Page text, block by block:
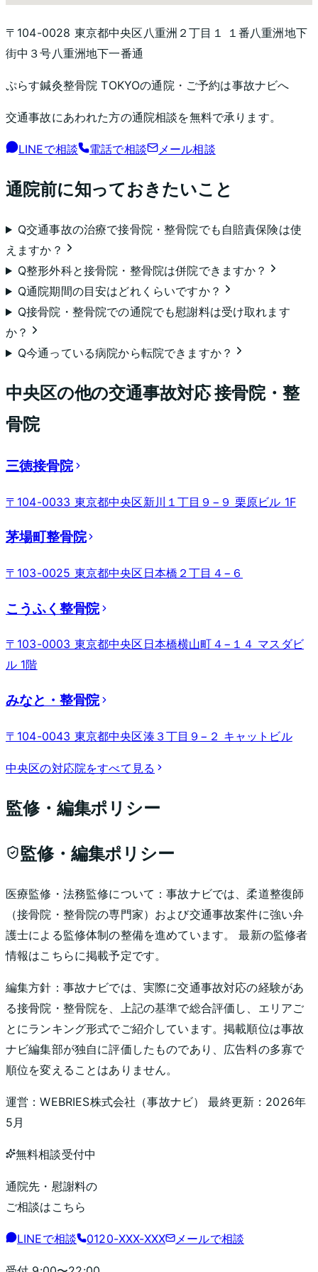
〒104-0028 東京都中央区八重洲２丁目１ １番八重洲地下
街中３号八重洲地下一番通
ぷらす鍼灸整骨院 TOKYOの通院・ご予約は事故ナビへ
交通事故にあわれた方の通院相談を無料で承ります。
LINEで相談 電話で相談 メール相談
通院前に知っておきたいこと
Q交通事故の治療で接骨院・整骨院でも自賠責保険は使
えますか？
Q整形外科と接骨院・整骨院は併院できますか？
Q通院期間の目安はどれくらいですか？
Q接骨院・整骨院での通院でも慰謝料は受け取れます
か？
Q今通っている病院から転院できますか？
中央区の他の交通事故対応 接骨院・整
骨院
三徳接骨院
〒104-0033 東京都中央区新川１丁目９−９ 栗原ビル 1F
茅場町整骨院
〒103-0025 東京都中央区日本橋２丁目４−６
こうふく整骨院
〒103-0003 東京都中央区日本橋横山町４−１４ マスダビ
ル 1階
みなと・整骨院
〒104-0043 東京都中央区湊３丁目９−２ キャットビル
中央区の対応院をすべて見る
監修・編集ポリシー
監修・編集ポリシー
医療監修・法務監修について：事故ナビでは、柔道整復師
（接骨院・整骨院の専門家）および交通事故案件に強い弁
護士による監修体制の整備を進めています。 最新の監修者
情報はこちらに掲載予定です。
編集方針： 事故ナビでは、実際に交通事故対応の経験があ
る接骨院・整骨院を、上記の基準で総合評価し、エリアご
とにランキング形式でご紹介しています。掲載順位は事故
ナビ編集部が独自に評価したものであり、広告料の多寡で
順位を変えることはありません。
運営：WEBRIES株式会社 （事故ナビ） 最終更新： 2026年
5月
無料相談受付中
通院先・慰謝料の
ご相談はこちら
LINEで相談 0120-XXX-XXX メールで相談